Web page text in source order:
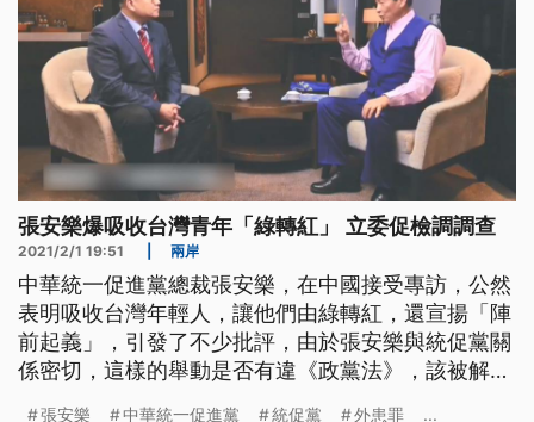
張安樂爆吸收台灣青年「綠轉紅」 立委促檢調調查
2021/2/1 19:51 兩岸
中華統一促進黨總裁張安樂，在中國接受專訪，公然
表明吸收台灣年輕人，讓他們由綠轉紅，還宣揚「陣
前起義」，引發了不少批評，由於張安樂與統促黨關
係密切，這樣的舉動是否有違《政黨法》，該被解
張安樂 中華統一促進黨 統促黨 外患罪 ...